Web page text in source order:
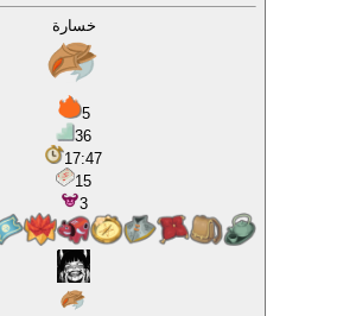
خسارة
5
36
17:47
15
3